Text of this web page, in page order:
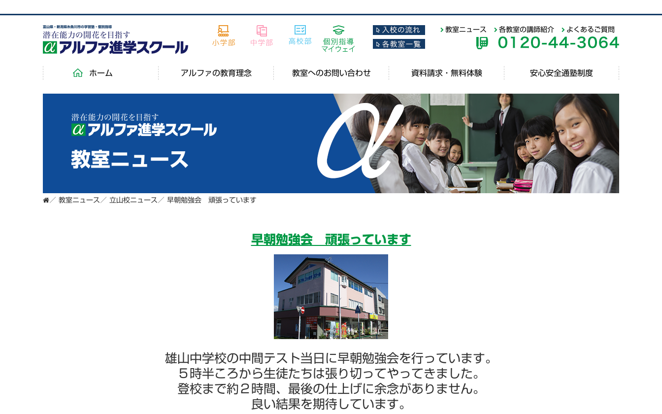
富山県・新潟県糸魚川市の学習塾・個別指導 教室ニュース 各教室の講師紹介 よくあるご質問
ホーム アルファの教育理念 教室へのお問い合わせ 資料請求・無料体験 安心安全通塾制度
教室ニュース
／ 教室ニュース ／ 立山校ニュース ／ 早朝勉強会 頑張っています
早朝勉強会 頑張っています
雄山中学校の中間テスト当日に早朝勉強会を行っています。
５時半ころから生徒たちは張り切ってやってきました。
登校まで約２時間、最後の仕上げに余念がありません。
良い結果を期待しています。